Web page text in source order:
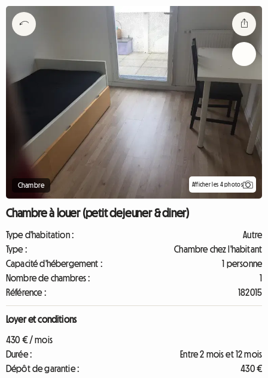
Chambre Afficher les 4 photos
Chambre à louer (petit dejeuner & diner)
Type d'habitation :
Autre
Type :
Chambre chez l'habitant
Capacité d'hébergement :
1 personne
Nombre de chambres :
1
Référence :
182015
Loyer et conditions
430 € / mois
Durée :
Entre 2 mois et 12 mois
Dépôt de garantie :
430 €